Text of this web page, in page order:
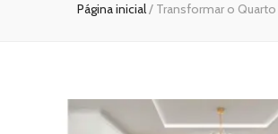
Página inicial/ Transformar o Quarto